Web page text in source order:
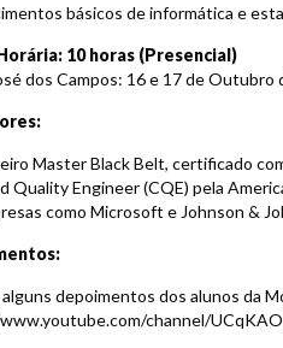
básicos de informática e
10 horas (Presencial)
dos Campos: 16 e 17 de Outubro
Master Black Belt, certificado
Quality Engineer (CQE) pela
como Microsoft e Johnson &
depoimentos dos alunos da
channel/